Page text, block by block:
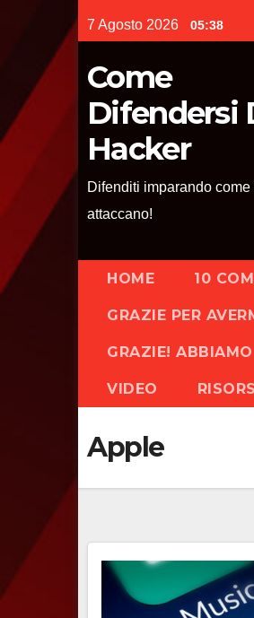
to
content
7 Agosto 2026 05:38
Come
Difendersi
Hacker
Difenditi imparando come
attaccano!
HOME 10
GRAZIE PER
GRAZIE!
VIDEO
Apple